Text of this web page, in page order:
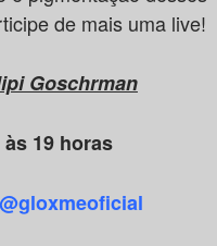
de mais uma live!
Goschrman
19 horas
@gloxmeoficial